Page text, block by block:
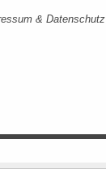
& Datenschutz